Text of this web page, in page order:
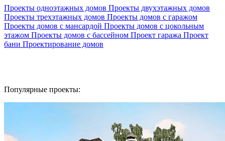
Проекты одноэтажных домов Проекты двухэтажных домов
Проекты трехэтажных домов Проекты домов с гаражом
Проекты домов с мансардой Проекты домов с цокольным
этажом Проекты домов с бассейном Проект гаража Проект
бани Проектирование домов
Популярные проекты: